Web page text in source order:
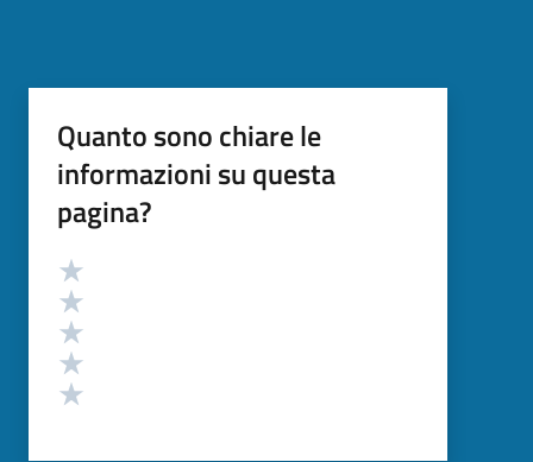
Quanto sono chiare le
informazioni su questa
pagina?
Valutazione